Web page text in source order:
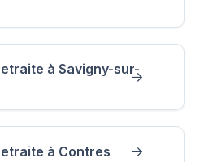
à Savigny-sur-
à Contres